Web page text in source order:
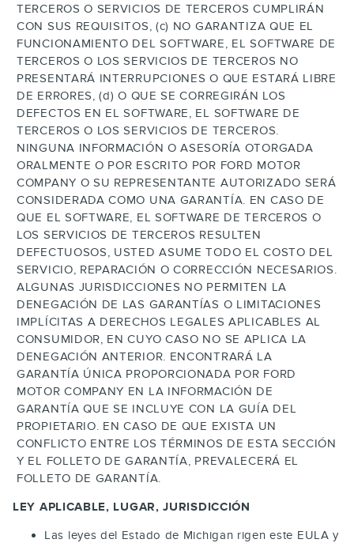
TERCEROS O SERVICIOS DE TERCEROS CUMPLIRÁN
CON SUS REQUISITOS, (c) NO GARANTIZA QUE EL
FUNCIONAMIENTO DEL SOFTWARE, EL SOFTWARE DE
TERCEROS O LOS SERVICIOS DE TERCEROS NO
PRESENTARÁ INTERRUPCIONES O QUE ESTARÁ LIBRE
DE ERRORES, (d) O QUE SE CORREGIRÁN LOS
DEFECTOS EN EL SOFTWARE, EL SOFTWARE DE
TERCEROS O LOS SERVICIOS DE TERCEROS.
NINGUNA INFORMACIÓN O ASESORÍA OTORGADA
ORALMENTE O POR ESCRITO POR FORD MOTOR
COMPANY O SU REPRESENTANTE AUTORIZADO SERÁ
CONSIDERADA COMO UNA GARANTÍA. EN CASO DE
QUE EL SOFTWARE, EL SOFTWARE DE TERCEROS O
LOS SERVICIOS DE TERCEROS RESULTEN
DEFECTUOSOS, USTED ASUME TODO EL COSTO DEL
SERVICIO, REPARACIÓN O CORRECCIÓN NECESARIOS.
ALGUNAS JURISDICCIONES NO PERMITEN LA
DENEGACIÓN DE LAS GARANTÍAS O LIMITACIONES
IMPLÍCITAS A DERECHOS LEGALES APLICABLES AL
CONSUMIDOR, EN CUYO CASO NO SE APLICA LA
DENEGACIÓN ANTERIOR. ENCONTRARÁ LA
GARANTÍA ÚNICA PROPORCIONADA POR FORD
MOTOR COMPANY EN LA INFORMACIÓN DE
GARANTÍA QUE SE INCLUYE CON LA GUÍA DEL
PROPIETARIO. EN CASO DE QUE EXISTA UN
CONFLICTO ENTRE LOS TÉRMINOS DE ESTA SECCIÓN
Y EL FOLLETO DE GARANTÍA, PREVALECERÁ EL
FOLLETO DE GARANTÍA.
LEY APLICABLE, LUGAR, JURISDICCIÓN
Las leyes del Estado de Michigan rigen este EULA y